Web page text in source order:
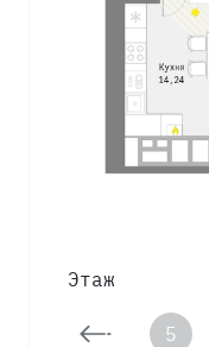
Этаж
6 5